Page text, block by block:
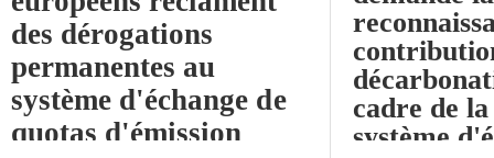
des dérogations
permanentes au
système d'échange de
quotas d'émission
cadre de
système